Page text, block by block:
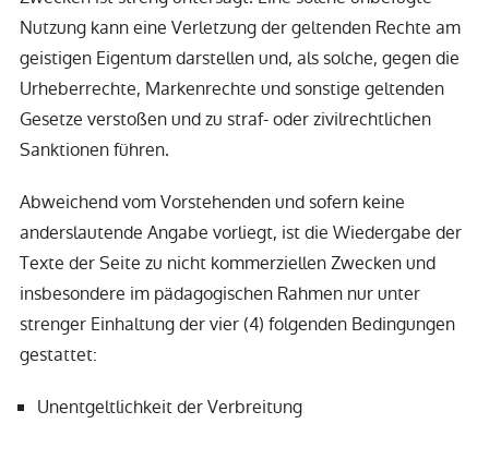
Nutzung kann eine Verletzung der geltenden Rechte am
geistigen Eigentum darstellen und, als solche, gegen die
Urheberrechte, Markenrechte und sonstige geltenden
Gesetze verstoßen und zu straf- oder zivilrechtlichen
Sanktionen führen.
Abweichend vom Vorstehenden und sofern keine
anderslautende Angabe vorliegt, ist die Wiedergabe der
Texte der Seite zu nicht kommerziellen Zwecken und
insbesondere im pädagogischen Rahmen nur unter
strenger Einhaltung der vier (4) folgenden Bedingungen
gestattet:
Unentgeltlichkeit der Verbreitung